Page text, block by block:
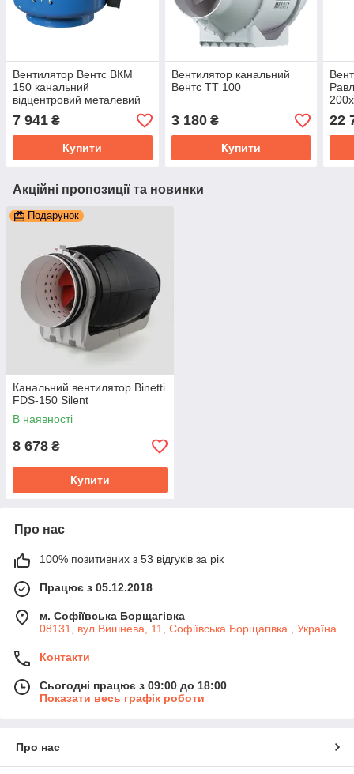
Вентилятор Вентс ВКМ
150 канальний
відцентровий металевий
7 941 ₴
Купити
Вентилятор канальний
Вентс ТТ 100
3 180₴
Купити
22
Акційні пропозиції та новинки
Подарунок
Канальний вентилятор Binetti
FDS-150 Silent
В наявності
8 678 ₴
Купити
Про нас
100% позитивних з 53 відгуків за рік
Працює з 05.12.2018
м. Софіївська Борщагівка
08131, вул.Вишнева, 11, Софіївська Борщагівка , Україна
Контакти
Сьогодні працює з 09:00 до 18:00
Показати весь графік роботи
Про нас